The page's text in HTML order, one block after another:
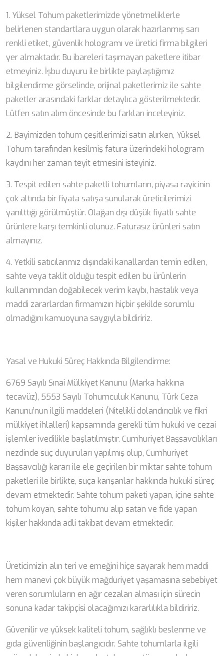
1. Yüksel Tohum paketlerimizde yönetmeliklerle
belirlenen standartlara uygun olarak hazırlanmış sarı
renkli etiket, güvenlik hologramı ve üretici firma bilgileri
yer almaktadır. Bu ibareleri taşımayan paketlere itibar
etmeyiniz. İşbu duyuru ile birlikte paylaştığımız
bilgilendirme görselinde, orijinal paketlerimiz ile sahte
paketler arasındaki farklar detaylıca gösterilmektedir.
Lütfen satın alım öncesinde bu farkları inceleyiniz.
2. Bayimizden tohum çeşitlerimizi satın alırken, Yüksel
Tohum tarafından kesilmiş fatura üzerindeki hologram
kaydını her zaman teyit etmesini isteyiniz.
3. Tespit edilen sahte paketli tohumların, piyasa rayicinin
çok altında bir fiyata satışa sunularak üreticilerimizi
yanılttığı görülmüştür. Olağan dışı düşük fiyatlı sahte
ürünlere karşı temkinli olunuz. Faturasız ürünleri satın
almayınız.
4. Yetkili satıcılarımız dışındaki kanallardan temin edilen,
sahte veya taklit olduğu tespit edilen bu ürünlerin
kullanımından doğabilecek verim kaybı, hastalık veya
maddi zararlardan firmamızın hiçbir şekilde sorumlu
olmadığını kamuoyuna saygıyla bildiririz.
Yasal ve Hukuki Süreç Hakkında Bilgilendirme:
6769 Sayılı Sınai Mülkiyet Kanunu (Marka hakkına
tecavüz), 5553 Sayılı Tohumculuk Kanunu, Türk Ceza
Kanunu’nun ilgili maddeleri (Nitelikli dolandırıcılık ve fikri
mülkiyet ihlalleri) kapsamında gerekli tüm hukuki ve cezai
işlemler ivedilikle başlatılmıştır. Cumhuriyet Başsavcılıkları
nezdinde suç duyuruları yapılmış olup, Cumhuriyet
Başsavcılığı kararı ile ele geçirilen bir miktar sahte tohum
paketleri ile birlikte, suça karışanlar hakkında hukuki süreç
devam etmektedir. Sahte tohum paketi yapan, içine sahte
tohum koyan, sahte tohumu alıp satan ve fide yapan
kişiler hakkında adli takibat devam etmektedir.
Üreticimizin alın teri ve emeğini hiçe sayarak hem maddi
hem manevi çok büyük mağduriyet yaşamasına sebebiyet
veren sorumluların en ağır cezaları alması için sürecin
sonuna kadar takipçisi olacağımızı kararlılıkla bildiririz.
Güvenilir ve yüksek kaliteli tohum, sağlıklı beslenme ve
gıda güvenliğinin başlangıcıdır. Sahte tohumlarla ilgili